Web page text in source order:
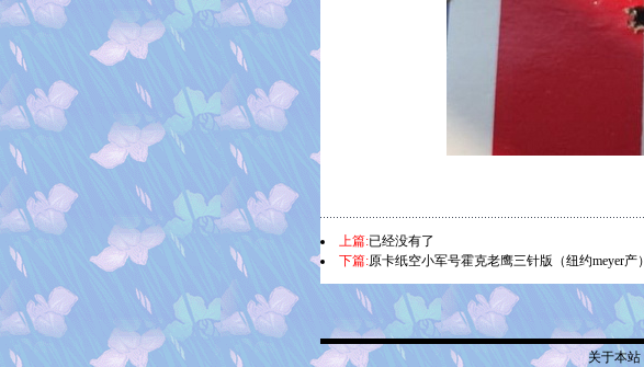
上篇:已经没有了
下篇:原卡纸空小军号霍克老鹰三针版（纽约meyer产）
关于本站